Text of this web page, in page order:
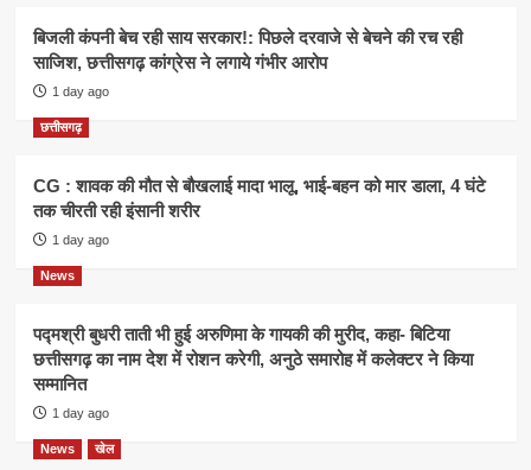
बिजली कंपनी बेच रही साय सरकार!: पिछले दरवाजे से बेचने की रच रही
साजिश, छत्तीसगढ़ कांग्रेस ने लगाये गंभीर आरोप
1 day ago
छत्तीसगढ़
CG : शावक की मौत से बौखलाई मादा भालू, भाई-बहन को मार डाला, 4 घंटे
तक चीरती रही इंसानी शरीर
1 day ago
News
पद्मश्री बुधरी ताती भी हुई अरुणिमा के गायकी की मुरीद, कहा- बिटिया
छत्तीसगढ़ का नाम देश में रोशन करेगी, अनुठे समारोह में कलेक्टर ने किया
सम्मानित
1 day ago
News खेल